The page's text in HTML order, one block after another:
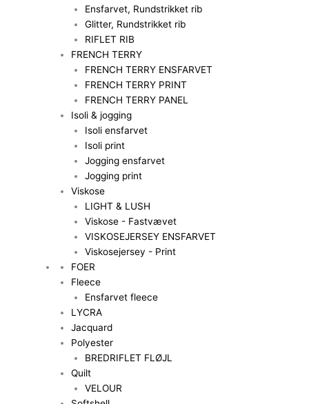
Ensfarvet, Rundstrikket rib
Glitter, Rundstrikket rib
RIFLET RIB
FRENCH TERRY
FRENCH TERRY ENSFARVET
FRENCH TERRY PRINT
FRENCH TERRY PANEL
Isoli & jogging
Isoli ensfarvet
Isoli print
Jogging ensfarvet
Jogging print
Viskose
LIGHT & LUSH
Viskose - Fastvævet
VISKOSEJERSEY ENSFARVET
Viskosejersey - Print
FOER
Fleece
Ensfarvet fleece
LYCRA
Jacquard
Polyester
BREDRIFLET FLØJL
Quilt
VELOUR